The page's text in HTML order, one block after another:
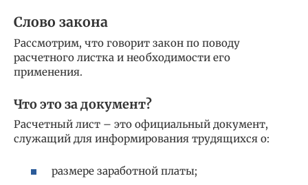
Слово закона
Рассмотрим, что говорит закон по поводу
расчетного листка и необходимости его
применения.
Что это за документ?
Расчетный лист – это официальный документ,
служащий для информирования трудящихся о:
размере заработной платы;